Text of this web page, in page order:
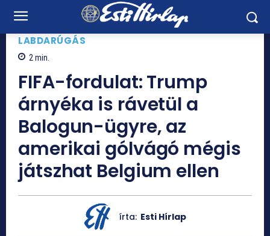
LABDARÚGÁS
2min.
FIFA-fordulat: Trump
árnyéka is rávetül a
Balogun-ügyre, az
amerikai gólvágó mégis
játszhat Belgium ellen
írta: Esti Hírlap